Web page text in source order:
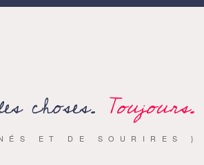
choses. Toujours.
ET DE SOURIRES }